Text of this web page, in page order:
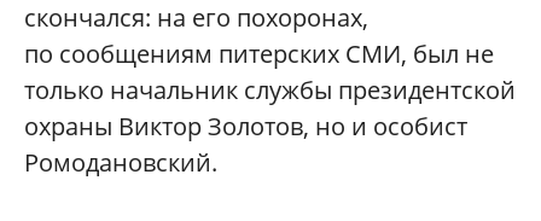
скончался: на его похоронах,
по сообщениям питерских СМИ, был не
только начальник службы президентской
охраны Виктор Золотов, но и особист
Ромодановский.